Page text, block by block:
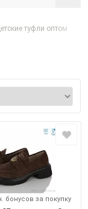
туфли оптом
бонусов за покупку